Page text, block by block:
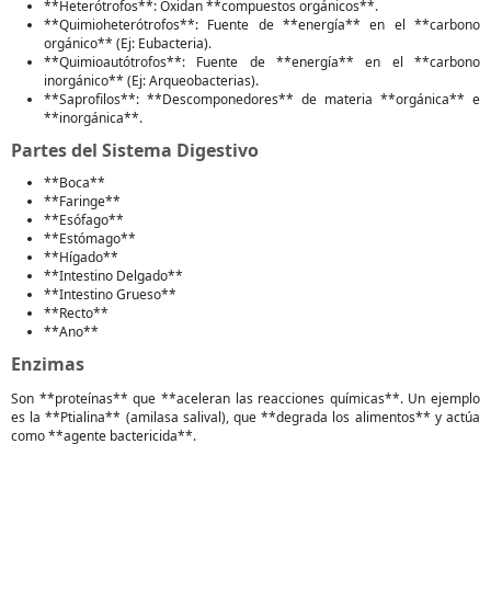
**Heterótrofos**: Oxidan **compuestos orgánicos**.
**Quimioheterótrofos**: Fuente de **energía** en el **carbono
orgánico** (Ej: Eubacteria).
**Quimioautótrofos**: Fuente de **energía** en el **carbono
inorgánico** (Ej: Arqueobacterias).
**Saprofilos**: **Descomponedores** de materia **orgánica** e
**inorgánica**.
Partes del Sistema Digestivo
**Boca**
**Faringe**
**Esófago**
**Estómago**
**Hígado**
**Intestino Delgado**
**Intestino Grueso**
**Recto**
**Ano**
Enzimas
Son **proteínas** que **aceleran las reacciones químicas**. Un ejemplo
es la **Ptialina** (amilasa salival), que **degrada los alimentos** y actúa
como **agente bactericida**.